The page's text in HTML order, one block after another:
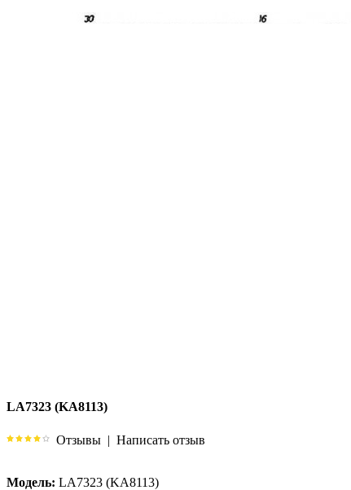
LA7323 (KA8113)
Отзывы | Написать отзыв
Модель: LA7323 (KA8113)